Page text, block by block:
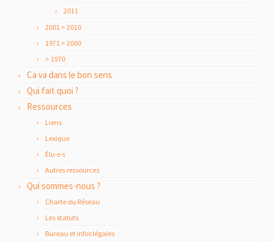
2011
2001 > 2010
1971 > 2000
> 1970
Ca va dans le bon sens
Qui fait quoi ?
Ressources
Liens
Lexique
Élu·e·s
Autres ressources
Qui sommes-nous ?
Charte du Réseau
Les statuts
Bureau et infos légales